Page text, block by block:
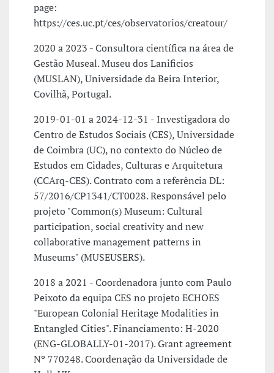
page:
https://ces.uc.pt/ces/observatorios/creatour/
2020 a 2023 - Consultora científica na área de
Gestão Museal. Museu dos Lanificios
(MUSLAN), Universidade da Beira Interior,
Covilhã, Portugal.
2019-01-01 a 2024-12-31 - Investigadora do
Centro de Estudos Sociais (CES), Universidade
de Coimbra (UC), no contexto do Núcleo de
Estudos em Cidades, Culturas e Arquitetura
(CCArq-CES). Contrato com a referência DL:
57/2016/CP1341/CT0028. Responsável pelo
projeto "Common(s) Museum: Cultural
participation, social creativity and new
collaborative management patterns in
Museums" (MUSEUSERS).
2018 a 2021 - Coordenadora junto com Paulo
Peixoto da equipa CES no projeto ECHOES
"European Colonial Heritage Modalities in
Entangled Cities". Financiamento: H-2020
(ENG-GLOBALLY-01-2017). Grant agreement
Nº 770248. Coordenação da Universidade de